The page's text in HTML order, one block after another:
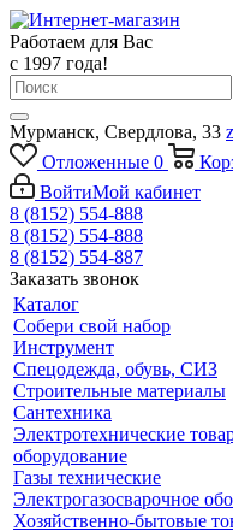
Работаем для Вас
с 1997 года!
Мурманск, Свердлова, 33
Отложенные 0
ВойтиМой кабинет
8 (8152) 554-888
8 (8152) 554-888
8 (8152) 554-887
Заказать звонок
Каталог
Собери свой набор
Инструмент
Спецодежда, обувь, СИЗ
Строительные материалы
Сантехника
Электротехнические
оборудование
Газы технические
Электрогазосварочное
Хозяйственно-бытовые